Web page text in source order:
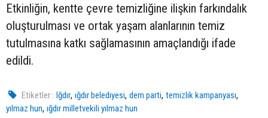
Etkinliğin, kentte çevre temizliğine ilişkin farkındalık
oluşturulması ve ortak yaşam alanlarının temiz
tutulmasına katkı sağlamasının amaçlandığı ifade
edildi.
Etiketler : Iğdır,ığdır belediyesi,dem parti,temizlik kampanyası,
yılmaz hun, ığdır milletvekili yılmaz hun